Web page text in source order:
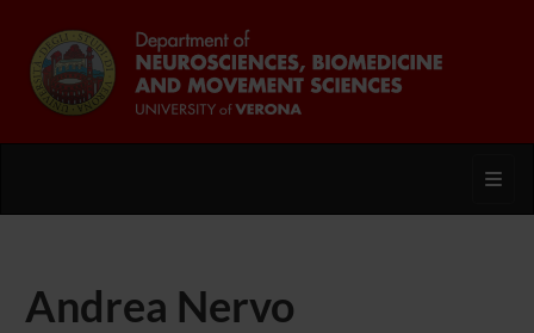
Andrea Nervo